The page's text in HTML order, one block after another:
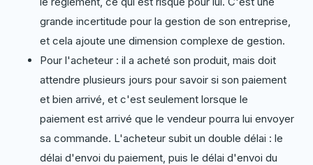
grande incertitude pour la gestion de son entreprise,
et cela ajoute une dimension complexe de gestion.
Pour l'acheteur : il a acheté son produit, mais doit
attendre plusieurs jours pour savoir si son paiement
et bien arrivé, et c'est seulement lorsque le
paiement est arrivé que le vendeur pourra lui envoyer
sa commande. L'acheteur subit un double délai : le
délai d'envoi du paiement, puis le délai d'envoi du